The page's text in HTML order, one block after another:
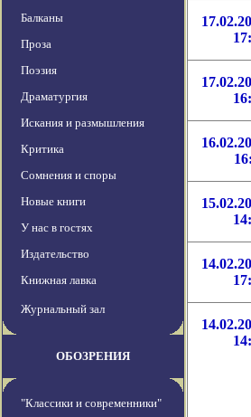
Балканы
Проза
Поэзия
Драматургия
Искания и размышления
Критика
Сомнения и споры
Новые книги
У нас в гостях
Издательство
Книжная лавка
Журнальный зал
ОБОЗРЕНИЯ
"Классики и современники"